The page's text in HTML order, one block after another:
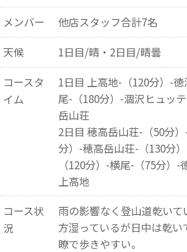
メンバー
他店スタッフ合計7名
天候
1日目/晴・2日目/晴曇
コースタ
イム
1日目 上高地-（120分）-
尾-（180分）-涸沢ヒュッ
岳山荘
2日目 穂高岳山荘-（50分
分）-穂高岳山荘-（130分
（120分）-横尾-（75分）
上高地
コース状
況
雨の影響なく登山道乾い
方湿っているが日中は乾い
瞭で歩きやすい。